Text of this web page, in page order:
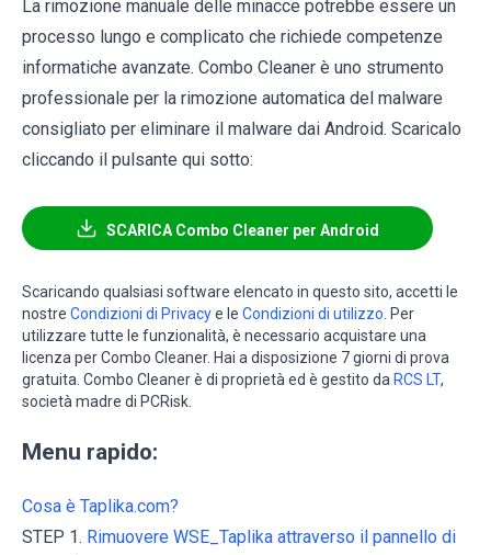
La rimozione manuale delle minacce potrebbe essere un
processo lungo e complicato che richiede competenze
informatiche avanzate. Combo Cleaner è uno strumento
professionale per la rimozione automatica del malware
consigliato per eliminare il malware dai Android. Scaricalo
cliccando il pulsante qui sotto:
SCARICA Combo Cleaner per Android
Scaricando qualsiasi software elencato in questo sito, accetti le
nostre Condizioni di Privacye le Condizioni di utilizzo . Per
utilizzare tutte le funzionalità, è necessario acquistare una
licenza per Combo Cleaner. Hai a disposizione 7 giorni di prova
gratuita. Combo Cleaner è di proprietà ed è gestito da RCS LT,
società madre di PCRisk.
Menu rapido:
Cosa è Taplika.com?
STEP 1. Rimuovere WSE_Taplika attraverso il pannello di